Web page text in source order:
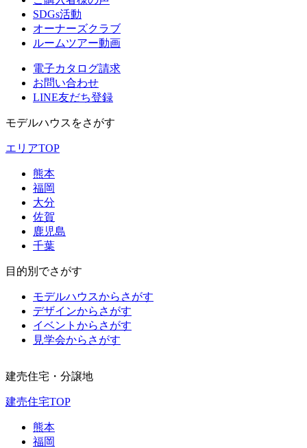
SDGs活動
オーナーズクラブ
ルームツアー動画
電子カタログ請求
お問い合わせ
LINE友だち登録
モデルハウスをさがす
エリアTOP
熊本
福岡
大分
佐賀
鹿児島
千葉
目的別でさがす
モデルハウスからさがす
デザインからさがす
イベントからさがす
見学会からさがす
建売住宅・分譲地
建売住宅TOP
熊本
福岡